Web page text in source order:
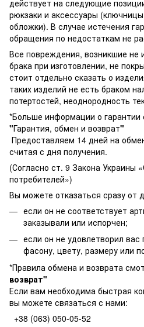
действует на следующие
рюкзаки и аксессуары
обложки). В случае истечения
обращения по недостаткам не
Все повреждения, возникшие не
брака при изготовлении, не
стоит отдельно сказать о
таких изделий не есть браком
потертостей, неоднородность
*Больше информации о гарантии
"Гарантия, обмен и возврат"
Предоставляем 14 дней на
считая с дня получения.
(Согласно ст. 9 Закона Украины
потребителей»)
Вы можете отказаться сразу от
если он не соответствует
заказывали или испорчен;
если он не удовлетворил
фасону, цвету, размеру или
*Правила обмена и возврата
возврат"
Если вам необходима быстрая
вы можете связаться с нами:
+38 (063) 050-05-52